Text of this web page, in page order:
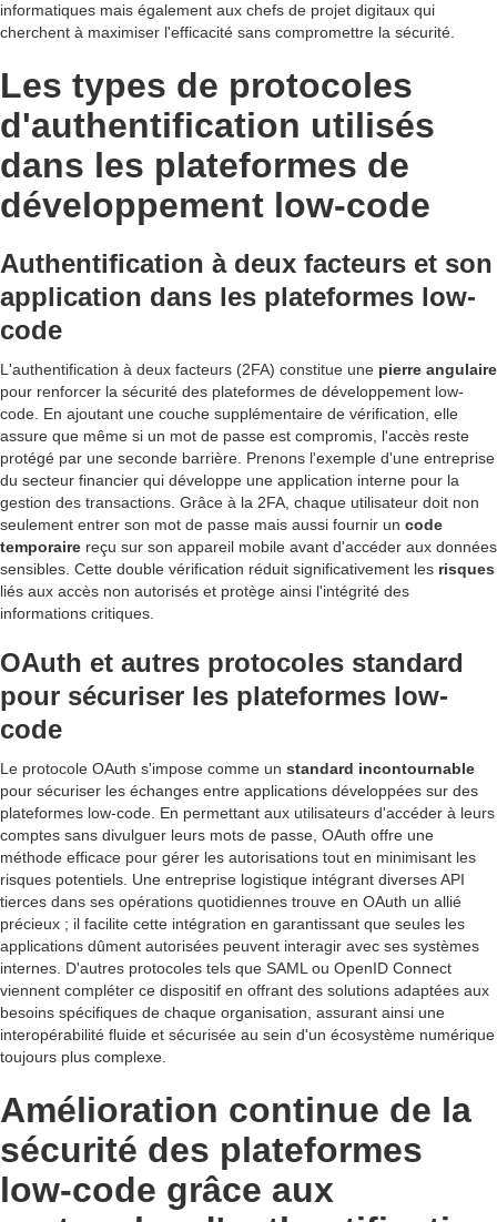
informatiques mais également aux chefs de projet digitaux qui
cherchent à maximiser l'efficacité sans compromettre la sécurité.
Les types de protocoles
d'authentification utilisés
dans les plateformes de
développement low-code
Authentification à deux facteurs et son
application dans les plateformes low-
code
L'authentification à deux facteurs (2FA) constitue une pierre angulaire
pour renforcer la sécurité des plateformes de développement low-
code. En ajoutant une couche supplémentaire de vérification, elle
assure que même si un mot de passe est compromis, l'accès reste
protégé par une seconde barrière. Prenons l'exemple d'une entreprise
du secteur financier qui développe une application interne pour la
gestion des transactions. Grâce à la 2FA, chaque utilisateur doit non
seulement entrer son mot de passe mais aussi fournir un code
temporaire reçu sur son appareil mobile avant d'accéder aux données
sensibles. Cette double vérification réduit significativement les risques
liés aux accès non autorisés et protège ainsi l'intégrité des
informations critiques.
OAuth et autres protocoles standard
pour sécuriser les plateformes low-
code
Le protocole OAuth s'impose comme un standard incontournable
pour sécuriser les échanges entre applications développées sur des
plateformes low-code. En permettant aux utilisateurs d'accéder à leurs
comptes sans divulguer leurs mots de passe, OAuth offre une
méthode efficace pour gérer les autorisations tout en minimisant les
risques potentiels. Une entreprise logistique intégrant diverses API
tierces dans ses opérations quotidiennes trouve en OAuth un allié
précieux ; il facilite cette intégration en garantissant que seules les
applications dûment autorisées peuvent interagir avec ses systèmes
internes. D'autres protocoles tels que SAML ou OpenID Connect
viennent compléter ce dispositif en offrant des solutions adaptées aux
besoins spécifiques de chaque organisation, assurant ainsi une
interopérabilité fluide et sécurisée au sein d'un écosystème numérique
toujours plus complexe.
Amélioration continue de la
sécurité des plateformes
low-code grâce aux